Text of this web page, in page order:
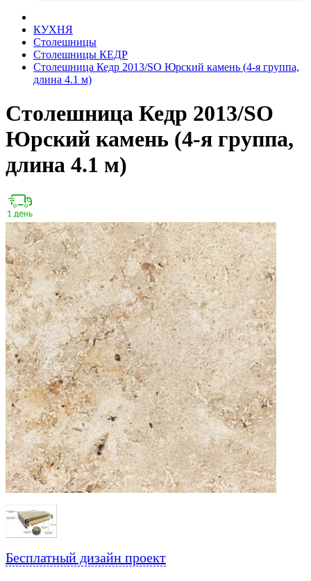
КУХНЯ
Столешницы
Столешницы КЕДР
Столешница Кедр 2013/SО Юрский камень (4-я группа,
длина 4.1 м)
Столешница Кедр 2013/SО
Юрский камень (4-я группа,
длина 4.1 м)
Бесплатный дизайн проект